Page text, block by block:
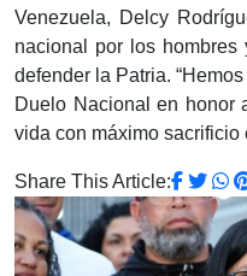
Venezuela, Delcy
nacional por los hombres
defender la Patria.
Duelo Nacional en honor
vida con máximo
Share This Article: